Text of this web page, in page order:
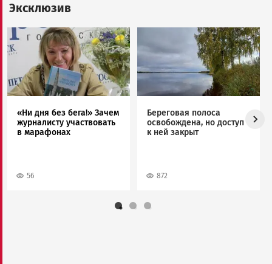
Эксклюзив
Image
«Ни дня без бега!» Зачем
журналисту участвовать
в марафонах
56
Береговая полоса
освобождена, но доступ
к ней закрыт
872